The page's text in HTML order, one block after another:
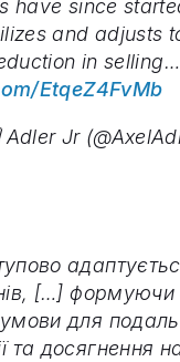
have since
and adjusts
in selling…
EtqeZ4FvMb
Jr
[…] формуючи
умови для
та досягнення